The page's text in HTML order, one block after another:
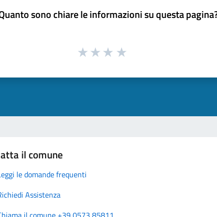
sono chiare le informazioni su questa
il comune
le domande frequenti
Assistenza